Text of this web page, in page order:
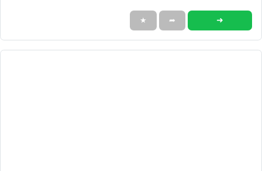
★ ➦ ➜